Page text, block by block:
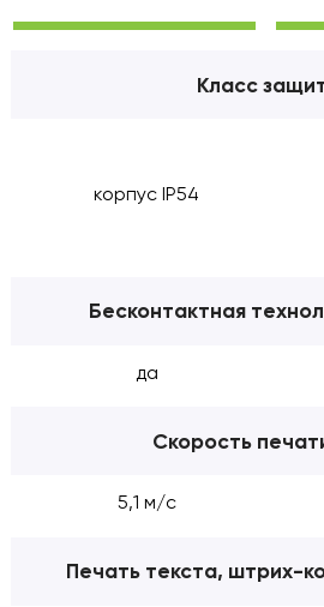
Класс
корпус IP54
Бесконтактная
да
Скорость
5,1 м/с
Печать текста, штрих-